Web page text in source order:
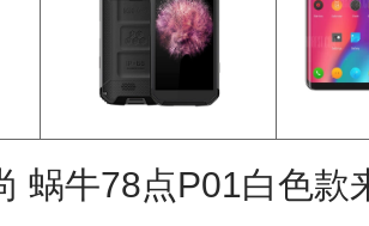
蜗牛78点P01白色款